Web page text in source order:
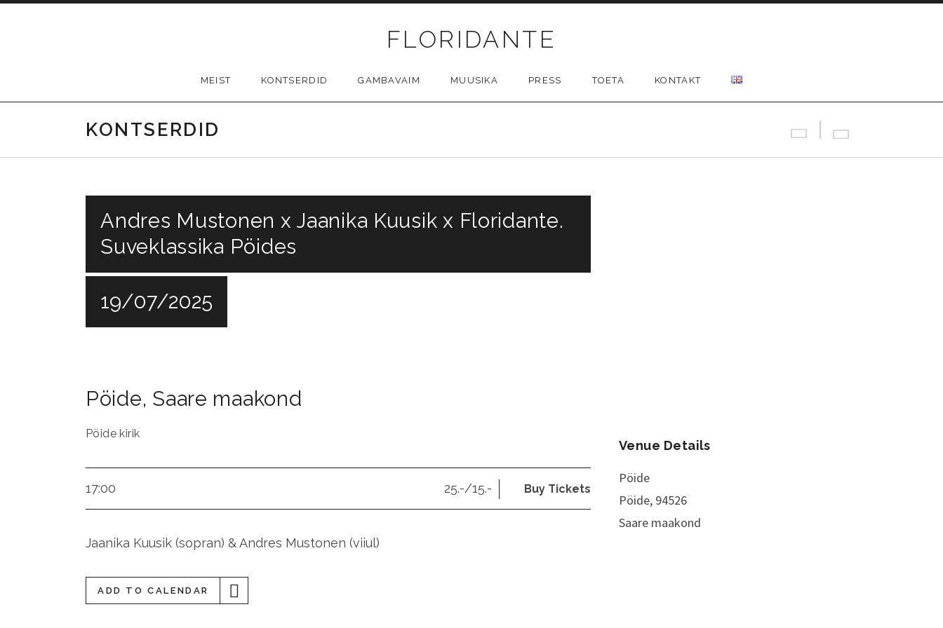
FLORIDANTE
MEIST KONTSERDID GAMBAVAIM MUUSIKA PRESS TOETA KONTAKT
KONTSERDID Previous Gig
Back
Andres Mustonen x Jaanika Kuusik x Floridante.
Suveklassika Pöides
19/07/2025
Pöide, Saare maakond
Pöide kirik
17:00 25.-/15.- Buy Tickets
Jaanika Kuusik (sopran) & Andres Mustonen (viiul)
ADD TO CALENDAR
Venue Details
Pöide
Pöide, 94526
Saare maakond